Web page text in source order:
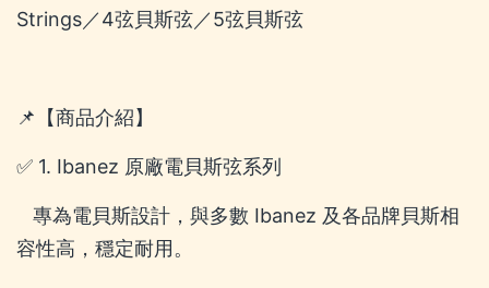
Strings／4弦貝斯弦／5弦貝斯弦
📌【商品介紹】
✅ 1. Ibanez 原廠電貝斯弦系列
專為電貝斯設計，與多數 Ibanez 及各品牌貝斯相
容性高，穩定耐用。